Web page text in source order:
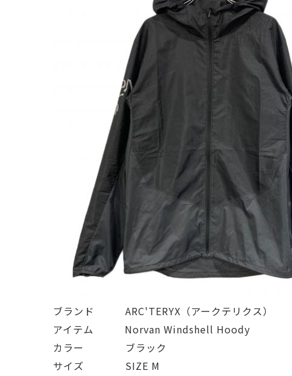
ブランド   ARC'TERYX（アークテリクス）
アイテム   Norvan Windshell Hoody
カラー    ブラック
サイズ    SIZE M